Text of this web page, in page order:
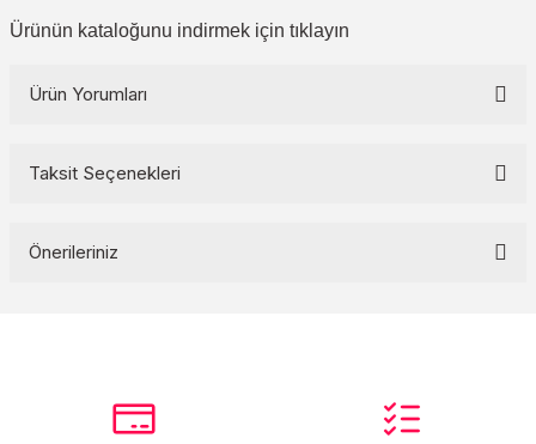
Ürünün kataloğunu indirmek için tıklayın
Ürün Yorumları
Taksit Seçenekleri
Önerileriniz
Görüş ve önerileriniz için teşekkür ederiz.